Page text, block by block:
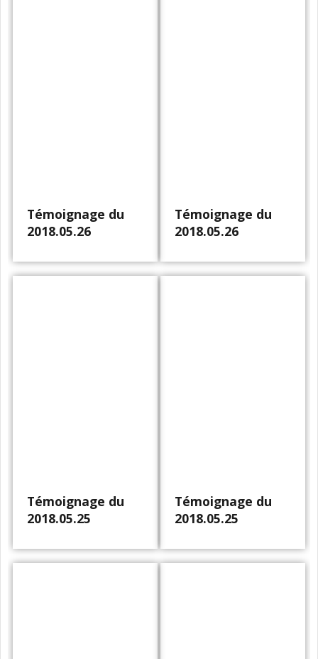
Témoignage du
2018.05.26
Témoignage du
2018.05.26
Témoignage du
2018.05.25
Témoignage du
2018.05.25